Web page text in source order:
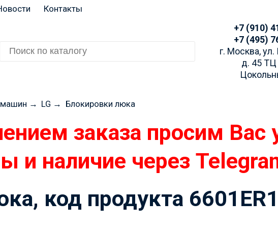
Контакты
+7 (910)
+7 (495)
г. Москва,
д. 45
машин → LG → Блокировки люка
заказа просим Вас
и наличие через
код продукта